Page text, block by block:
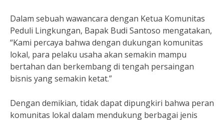
Dalam sebuah wawancara dengan Ketua Komunitas
Peduli Lingkungan, Bapak Budi Santoso mengatakan,
“Kami percaya bahwa dengan dukungan komunitas
lokal, para pelaku usaha akan semakin mampu
bertahan dan berkembang di tengah persaingan
bisnis yang semakin ketat.”
Dengan demikian, tidak dapat dipungkiri bahwa peran
komunitas lokal dalam mendukung berbagai jenis